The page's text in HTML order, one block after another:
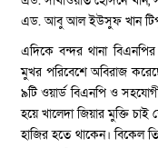
এড. আবু আল ইউসুফ খান
এদিকে বন্দর থানা
মুখর পরিবেশে অবিরাজ
৯টি ওয়ার্ড বিএনপি ও
হয়ে খালেদা জিয়ার মুক্তি চাই
হাজির হতে থাকেন। বিকেল